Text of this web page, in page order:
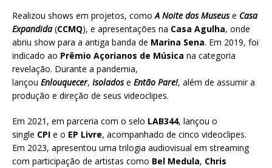
Realizou shows em projetos, comoA Noite dos Museuse Casa
Expandida(CCMQ), e apresentações na Casa Agulha, onde
abriu show para a antiga banda de Marina Sena. Em 2019, foi
indicado ao Prêmio Açorianos de Música na categoria
revelação. Durante a pandemia,
lançou Enlouquecer, Isoladose Então Pare!, além de assumir a
produção e direção de seus videoclipes.
Em 2021, em parceria com o selo LAB344, lançou o
single CPI e o EP Livre, acompanhado de cinco videoclipes.
Em 2023, apresentou uma trilogia audiovisual em streaming
com participação de artistas como Bel Medula, Chris